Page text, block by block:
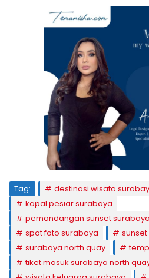
Tag:
destinasi wisata
kapal pesiar surabaya
pemandangan sunset surabaya
spot foto surabaya
surabaya north quay
tiket masuk surabaya north